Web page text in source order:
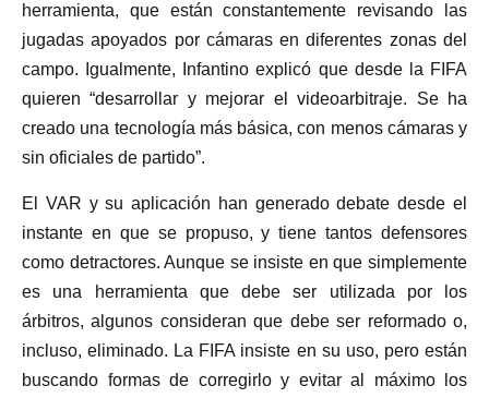
herramienta, que están constantemente revisando las
jugadas apoyados por cámaras en diferentes zonas del
campo. Igualmente, Infantino explicó que desde la FIFA
quieren “desarrollar y mejorar el videoarbitraje. Se ha
creado una tecnología más básica, con menos cámaras y
sin oficiales de partido”.
El VAR y su aplicación han generado debate desde el
instante en que se propuso, y tiene tantos defensores
como detractores. Aunque se insiste en que simplemente
es una herramienta que debe ser utilizada por los
árbitros, algunos consideran que debe ser reformado o,
incluso, eliminado. La FIFA insiste en su uso, pero están
buscando formas de corregirlo y evitar al máximo los